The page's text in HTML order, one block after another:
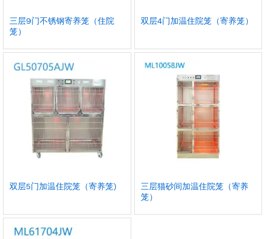
三层9门不锈钢寄养笼（住院
笼）
双层4门加温住院笼（寄养笼）
双层5门加温住院笼（寄养笼)
三层猫砂间加温住院笼（寄养
笼）